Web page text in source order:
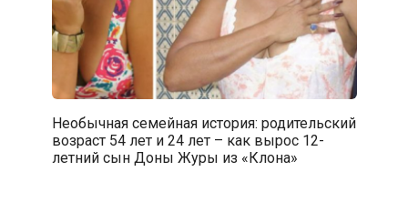
Необычная семейная история: родительский
возраст 54 лет и 24 лет – как вырос 12-
летний сын Доны Журы из «Клона»